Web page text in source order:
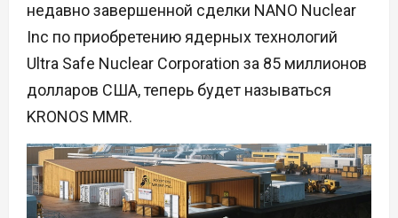
недавно завершенной сделки NANO Nuclear
Inc по приобретению ядерных технологий
Ultra Safe Nuclear Corporation за 85 миллионов
долларов США, теперь будет называться
KRONOS MMR.